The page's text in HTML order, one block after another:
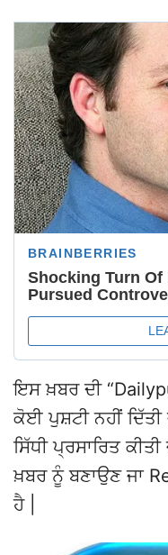
ਇਸ ਖ਼ਬਰ ਦੀ
ਕੋਈ ਪੁਸ਼ਟੀ ਨਹੀਂ
ਸਿੱਧੀ ਪ੍ਰਸਾਰਿਤ
ਖ਼ਬਰ ਨੂੰ ਬਣਾਉਣ ਜਾ
ਹੈ |